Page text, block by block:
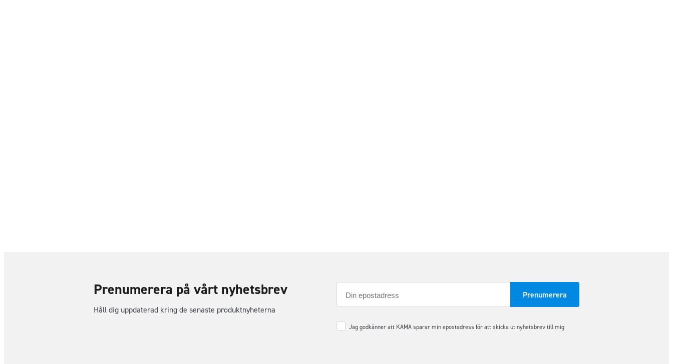
Prenumerera på vårt nyhetsbrev
Håll dig uppdaterad kring de senaste produktnyheterna
Samtycke*
Jag godkänner att KAMA sparar min epostadress för att skicka ut nyhetsbrev till mig